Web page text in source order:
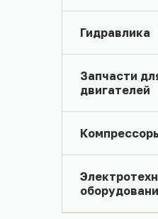
Гидравлика
Запчасти
двигателей